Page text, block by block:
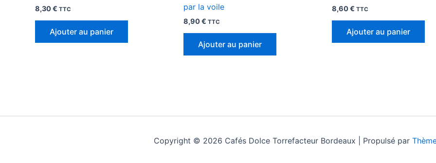
8,30€ TTC
Ajouter au panier
par la voile
8,90€ TTC
Ajouter au panier
8,60€ TTC
Ajouter au panier
Copyright © 2026 Cafés Dolce Torrefacteur Bordeaux | Propulsé par